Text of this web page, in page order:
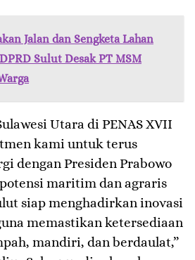
Jalan dan Sengketa Lahan
Sulut Desak PT MSM
Utara di PENAS XVII
kami untuk terus
dengan Presiden Prabowo
maritim dan agraris
siap menghadirkan inovasi
memastikan ketersediaan
mandiri, dan berdaulat,”